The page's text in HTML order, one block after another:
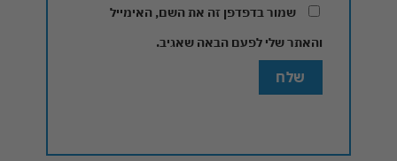
שמור בדפדפן זה את השם, האימייל
והאתר שלי לפעם הבאה שאגיב.